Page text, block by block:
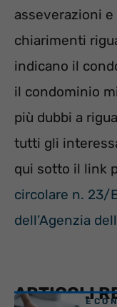
asseverazioni
chiarimenti
indicano il
il condominio
più dubbi a
tutti gli
qui sotto il link
circolare n. 23/
dell’Agenzia
ARTICOLI